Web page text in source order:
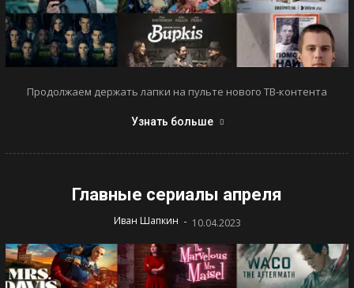
Продолжаем держать лапки на пульте нового ТВ-контента
Узнать больше
Главные сериалы апреля
Иван Шапкин - 10.04.2023